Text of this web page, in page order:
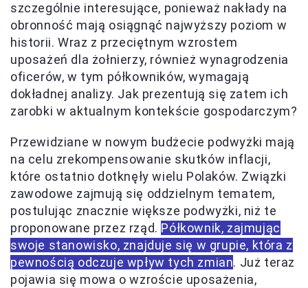
szczególnie interesujące, ponieważ nakłady na
obronność mają osiągnąć najwyższy poziom w
historii. Wraz z przeciętnym wzrostem
uposażeń dla żołnierzy, również wynagrodzenia
oficerów, w tym półkowników, wymagają
dokładnej analizy. Jak prezentują się zatem ich
zarobki w aktualnym kontekście gospodarczym?
Przewidziane w nowym budżecie podwyżki mają
na celu zrekompensowanie skutków inflacji,
które ostatnio dotknęły wielu Polaków. Związki
zawodowe zajmują się oddzielnym tematem,
postulując znacznie większe podwyżki, niż te
proponowane przez rząd. Półkownik, zajmując
swoje stanowisko, znajduje się w grupie, która z
pewnością odczuje wpływ tych zmian. Już teraz
pojawia się mowa o wzroście uposażenia,